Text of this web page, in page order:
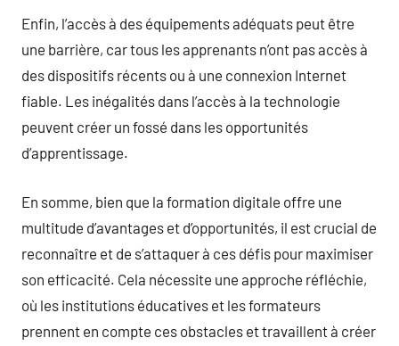
Enfin, l’accès à des équipements adéquats peut être
une barrière, car tous les apprenants n’ont pas accès à
des dispositifs récents ou à une connexion Internet
fiable. Les inégalités dans l’accès à la technologie
peuvent créer un fossé dans les opportunités
d’apprentissage.
En somme, bien que la formation digitale offre une
multitude d’avantages et d’opportunités, il est crucial de
reconnaître et de s’attaquer à ces défis pour maximiser
son efficacité. Cela nécessite une approche réfléchie,
où les institutions éducatives et les formateurs
prennent en compte ces obstacles et travaillent à créer